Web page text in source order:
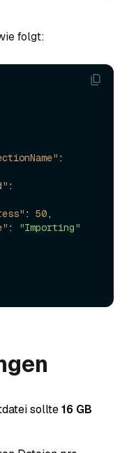
folgt:
:
:
: 50,
:
"Importing"
sollte16 GB